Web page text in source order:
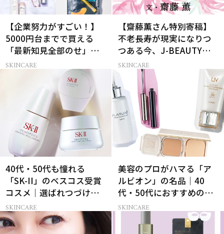
【企業努力がすごい！】
5000円台までで買える
「最新知見全部のせ」ス
キンケア名品34選
SKINCARE
【齋藤薫さん特別寄稿】
不老長寿が現実になりつ
つある今、J-BEAUTYは
心まで美しい人の急先鋒
になるはず
SKINCARE
40代・50代も憧れる
「SK-II」のベスコス受賞
コスメ｜選ばれつづける
ワケは？
SKINCARE
美容のプロがハマる「ア
ルビオン」の名品｜40
代・50代におすすめのベ
スコス受賞コスメ
SKINCARE